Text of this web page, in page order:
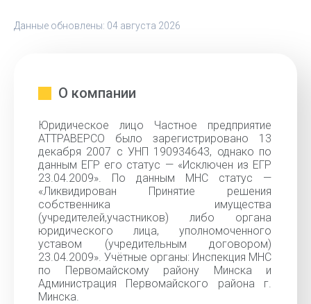
Данные обновлены: 04 августа 2026
О компании
Юридическое лицо Частное предприятие
АТТРАВЕРСО было зарегистрировано 13
декабря 2007 с УНП 190934643, однако по
данным ЕГР его статус — «Исключен из ЕГР
23.04.2009». По данным МНС статус —
«Ликвидирован Принятие решения
собственника имущества
(учредителей,участников) либо органа
юридического лица, уполномоченного
уставом (учредительным договором)
23.04.2009». Учётные органы: Инспекция МНС
по Первомайскому району Минска и
Администрация Первомайского района г.
Минска.